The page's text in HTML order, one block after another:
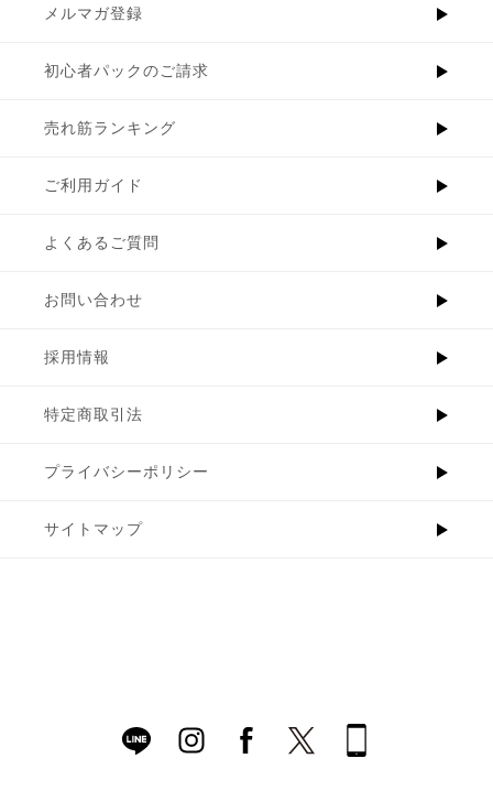
メルマガ登録
初心者パックのご請求
売れ筋ランキング
ご利用ガイド
よくあるご質問
お問い合わせ
採用情報
特定商取引法
プライバシーポリシー
サイトマップ